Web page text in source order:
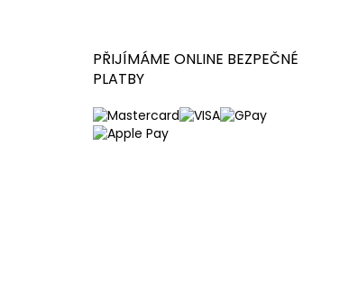
PŘIJÍMÁME ONLINE BEZPEČNÉ
PLATBY